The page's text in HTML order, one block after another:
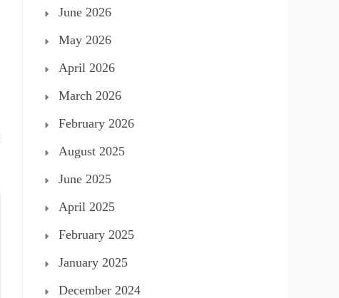
June 2026
May 2026
April 2026
March 2026
February 2026
August 2025
June 2025
April 2025
February 2025
January 2025
December 2024